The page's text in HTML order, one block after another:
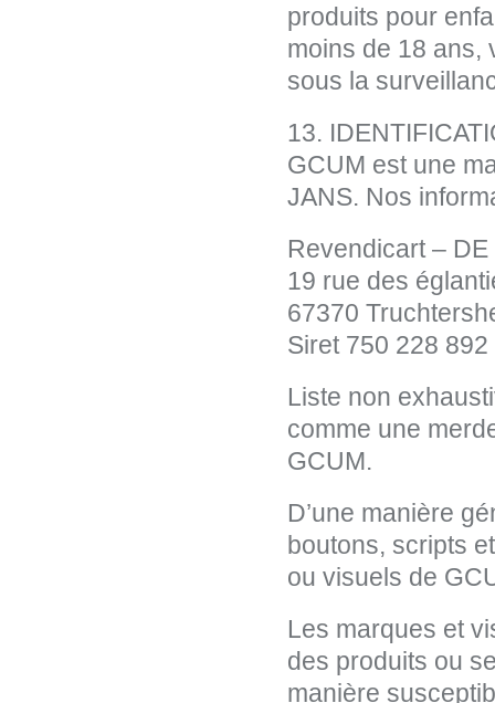
produits pour
moins de 18 ans,
sous la
13.
GCUM est une
JANS. Nos
Revendicart – DE
19 rue des
67370
Siret 750 228
Liste non
comme une
GCUM.
D’une manière
boutons, scripts
ou visuels de
Les marques et
des produits ou
manière